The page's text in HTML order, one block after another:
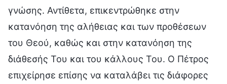
γνώσης. Αντίθετα, επικεντρώθηκε στην
κατανόηση της αλήθειας και των προθέσεων
του Θεού, καθώς και στην κατανόηση της
διάθεσής Του και του κάλλους Του. Ο Πέτρος
επιχείρησε επίσης να καταλάβει τις διάφορες